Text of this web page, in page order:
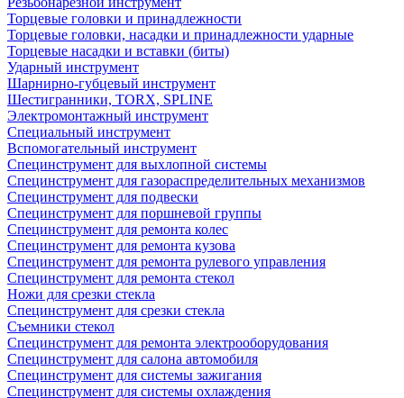
Торцевые головки и принадлежности
Торцевые головки, насадки и принадлежности ударные
Торцевые насадки и вставки (биты)
Ударный инструмент
Шарнирно-губцевый инструмент
Шестигранники, TORX, SPLINE
Электромонтажный инструмент
Специальный инструмент
Вспомогательный инструмент
Специнструмент для выхлопной системы
Специнструмент для газораспределительных механизмов
Специнструмент для подвески
Специнструмент для поршневой группы
Специнструмент для ремонта колес
Специнструмент для ремонта кузова
Специнструмент для ремонта рулевого управления
Специнструмент для ремонта стекол
Ножи для срезки стекла
Специнструмент для срезки стекла
Съемники стекол
Специнструмент для ремонта электрооборудования
Специнструмент для салона автомобиля
Специнструмент для системы зажигания
Специнструмент для системы охлаждения